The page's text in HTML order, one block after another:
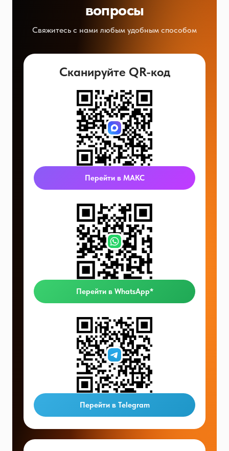
вопросы
Свяжитесь с нами любым удобным способом
Сканируйте QR-код
Перейти в МАКС
Перейти в WhatsApp*
Перейти в Telegram